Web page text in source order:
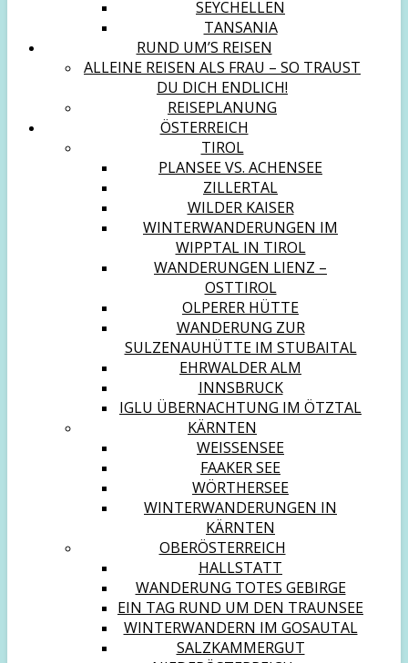
SEYCHELLEN
TANSANIA
RUND UM’S REISEN
ALLEINE REISEN ALS FRAU – SO TRAUST
DU DICH ENDLICH!
REISEPLANUNG
ÖSTERREICH
TIROL
PLANSEE VS. ACHENSEE
ZILLERTAL
WILDER KAISER
WINTERWANDERUNGEN IM
WIPPTAL IN TIROL
WANDERUNGEN LIENZ –
OSTTIROL
OLPERER HÜTTE
WANDERUNG ZUR
SULZENAUHÜTTE IM STUBAITAL
EHRWALDER ALM
INNSBRUCK
IGLU ÜBERNACHTUNG IM ÖTZTAL
KÄRNTEN
WEISSENSEE
FAAKER SEE
WÖRTHERSEE
WINTERWANDERUNGEN IN
KÄRNTEN
OBERÖSTERREICH
HALLSTATT
WANDERUNG TOTES GEBIRGE
EIN TAG RUND UM DEN TRAUNSEE
WINTERWANDERN IM GOSAUTAL
SALZKAMMERGUT